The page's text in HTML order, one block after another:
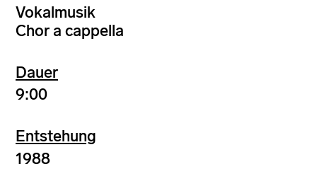
Vokalmusik
Chor a cappella
Dauer
9:00
Entstehung
1988